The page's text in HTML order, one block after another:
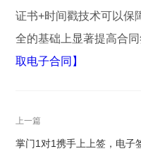
证书+时间戳技术可以保
全的基础上显著提高合同
取电子合同】
上一篇
掌门1对1携手上上签，电子